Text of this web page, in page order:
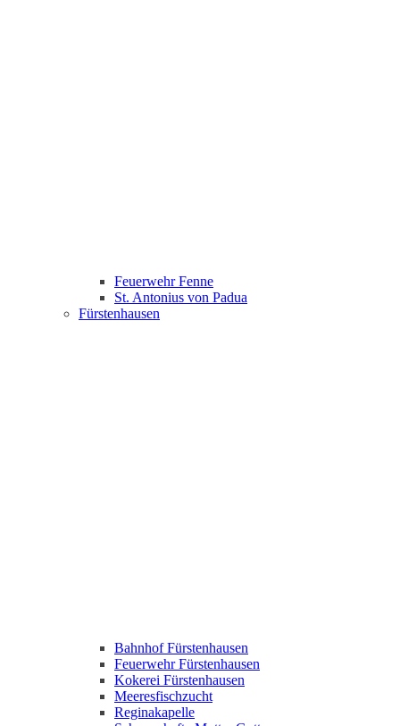
Feuerwehr Fenne
St. Antonius von Padua
Fürstenhausen
Bahnhof Fürstenhausen
Feuerwehr Fürstenhausen
Kokerei Fürstenhausen
Meeresfischzucht
Reginakapelle